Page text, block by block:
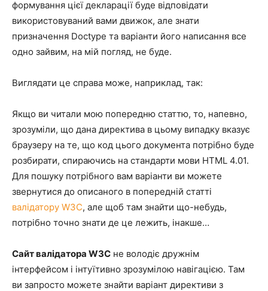
формування цієї декларації буде відповідати
використовуваний вами движок, але знати
призначення Doctype та варіанти його написання все
одно зайвим, на мій погляд, не буде.
Виглядати це справа може, наприклад, так:
Якщо ви читали мою попередню статтю, то, напевно,
зрозуміли, що дана директива в цьому випадку вказує
браузеру на те, що код цього документа потрібно буде
розбирати, спираючись на стандарти мови HTML 4.01.
Для пошуку потрібного вам варіанти ви можете
звернутися до описаного в попередній статті
валідатору W3C, але щоб там знайти що-небудь,
потрібно точно знати де це лежить, інакше…
Сайт валідатора W3C не володіє дружнім
інтерфейсом і інтуїтивно зрозумілою навігацією. Там
ви запросто можете знайти варіант директиви з